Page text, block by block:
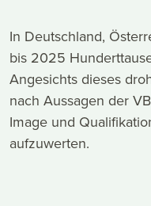
In Deutschland,
bis 2025
Angesichts dieses
nach Aussagen der
Image und
aufzuwerten.